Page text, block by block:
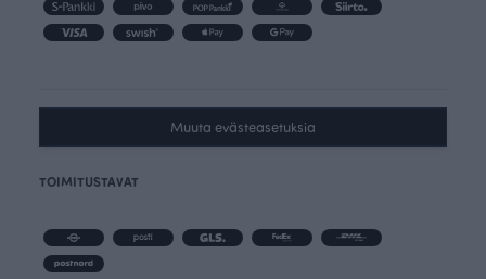
Muuta evästeasetuksia
TOIMITUSTAVAT